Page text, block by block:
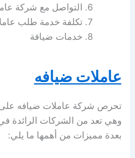
التواصل مع شركة
تكلفة خدمة طلب
خدمات ضيافة
عاملات ضيافه
تحرص شركة عاملات ضيافه على
وهي تعد من الشركات الرائدة في
بعدة مميزات من أهمها ما يلي: